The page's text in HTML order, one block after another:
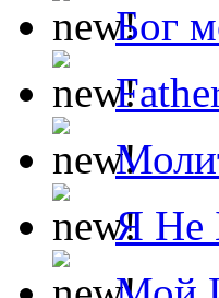
Бог
Я Не